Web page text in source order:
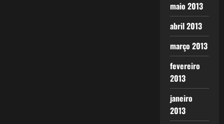
maio 2013
abril 2013
março 2013
fevereiro
2013
janeiro
2013